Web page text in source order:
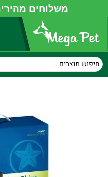
משלוחים